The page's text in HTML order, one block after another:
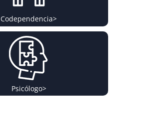
Codependencia>
Psicólogo>